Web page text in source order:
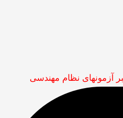
آزمونهای نظام مهندسی